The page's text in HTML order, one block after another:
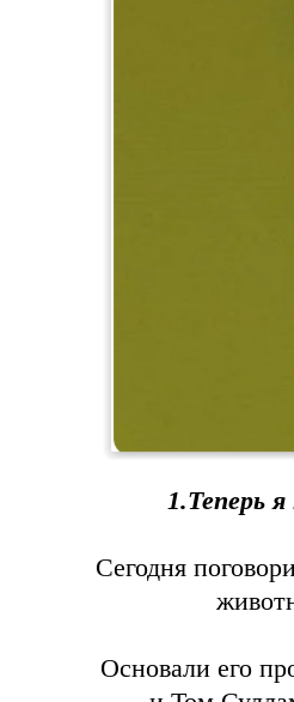
1.Теперь
Сегодня
Основали его